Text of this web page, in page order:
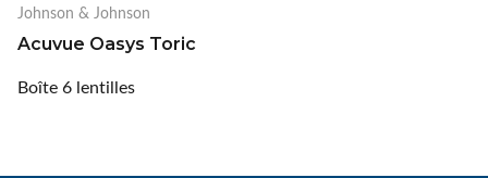
Johnson & Johnson
Acuvue Oasys Toric
Boîte 6 lentilles